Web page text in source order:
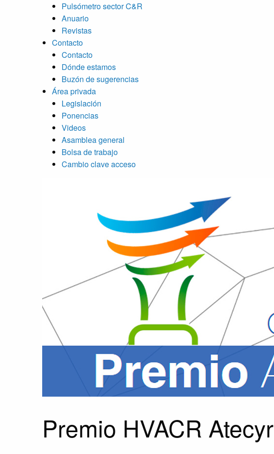
Pulsómetro sector C&R
Anuario
Revistas
Contacto
Contacto
Dónde estamos
Buzón de sugerencias
Área privada
Legislación
Ponencias
Videos
Asamblea general
Bolsa de trabajo
Cambio clave acceso
Premio HVACR Atecyr